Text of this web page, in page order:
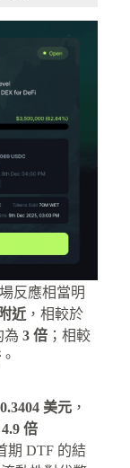
反應相當明
近 ，相較於
為 3 倍 ；相較
。
0.3404 美元 ，
4.9 倍
期 DTF 的結